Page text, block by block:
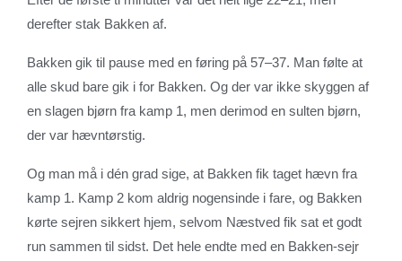
derefter stak Bakken af.
Bakken gik til pause med en føring på 57–37. Man følte at
alle skud bare gik i for Bakken. Og der var ikke skyggen af
en slagen bjørn fra kamp 1, men derimod en sulten bjørn,
der var hævntørstig.
Og man må i dén grad sige, at Bakken fik taget hævn fra
kamp 1. Kamp 2 kom aldrig nogensinde i fare, og Bakken
kørte sejren sikkert hjem, selvom Næstved fik sat et godt
run sammen til sidst. Det hele endte med en Bakken-sejr